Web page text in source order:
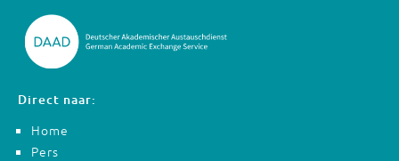
Direct naar:
Home
Pers